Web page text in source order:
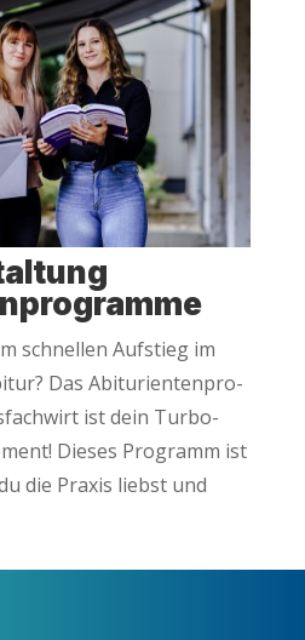
schnel­len Auf­stieg im
Das Abitu­ri­en­ten­pro­
ist dein Tur­bo-
Die­ses Pro­gramm ist
die Pra­xis liebst und